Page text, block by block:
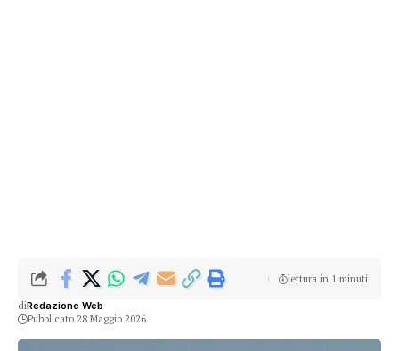
diRedazione Web
Pubblicato 28 Maggio 2026
lettura in 1 minuti